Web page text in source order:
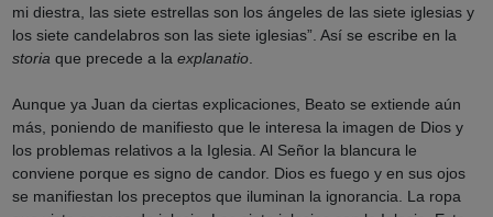
mi diestra, las siete estrellas son los ángeles de las siete iglesias y
los siete candelabros son las siete iglesias”. Así se escribe en la
storia que precede a la explanatio.
Aunque ya Juan da ciertas explicaciones, Beato se extiende aún
más, poniendo de manifiesto que le interesa la imagen de Dios y
los problemas relativos a la Iglesia. Al Señor la blancura le
conviene porque es signo de candor. Dios es fuego y en sus ojos
se manifiestan los preceptos que iluminan la ignorancia. La ropa